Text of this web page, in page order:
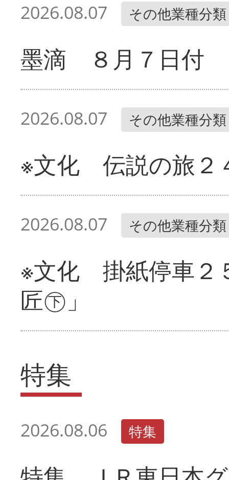
2026.08.07 その他業種分類
墨滴 ８月７日付
2026.08.07 その他業種分類
※文化 伝説の旅２
2026.08.07 その他業種分類
※文化 掛紙停車２
匠㊦」
特集
2026.08.06 特集